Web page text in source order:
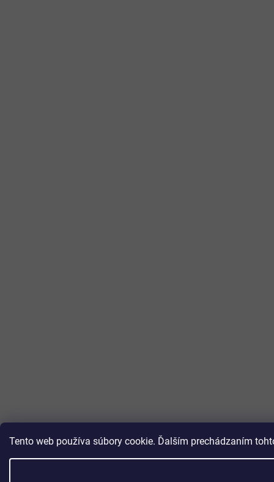
Tento web používa súbory cookie. Ďalším prechádzaním